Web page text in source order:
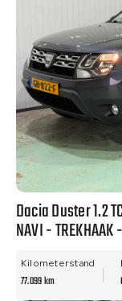
Dacia Duster 1.2
NAVI - TREKHAAK
Kilometerstand
77.099 km